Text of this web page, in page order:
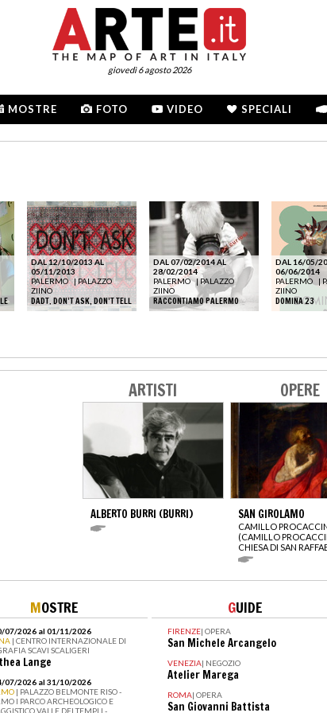
giovedì 6 agosto 2026
MOSTRE FOTO VIDEO SPECIALI
DAL 12/10/2013 AL
05/11/2013
PALERMO | PALAZZO
ZIINO
DADT. DON’T ASK, DON’T TELL
DAL 07/02/2014 AL
28/02/2014
PALERMO |PALAZZO
ZIINO
RACCONTIAMO PALERMO
DAL 16/05/
06/06/2014
PALERMO
|
ZIINO
DOMINA 23
ARTISTI
ALBERTO BURRI (BURRI)
OPERE
SAN GIROLAMO
CAMILLO
(CAMILLO
CHIESA DI SAN
MOSTRE
07/2026 al 01/11/2026
| CENTRO INTERNAZIONALE DI
SCAVI SCALIGERI
Lange
07/2026 al 31/10/2026
| PALAZZO BELMONTE RISO -
I PARCO ARCHEOLOGICO E
VALLE DEI TEMPLI -
GUIDE
FIRENZE| OPERA
San Michele Arcangelo
VENEZIA| NEGOZIO
Atelier Marega
ROMA| OPERA
San Giovanni Battista